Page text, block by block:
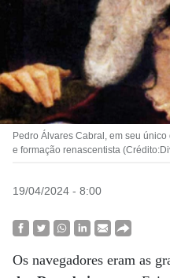
Pedro Álvares Cabral, em seu
e formação renascentista
19/04/2024 - 8:00
Os navegadores eram as